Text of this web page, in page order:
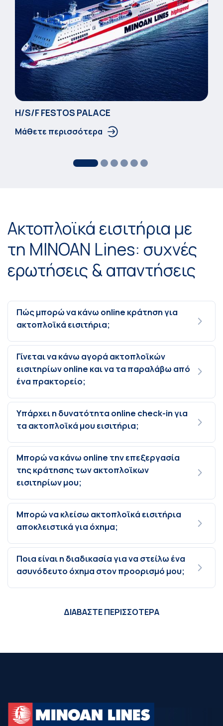
Η/S/F FESTOS PALACΕ
Μάθετε περισσότερα
Ακτοπλοϊκά εισιτήρια με
τη MINOAN Lines: συχνές
ερωτήσεις & απαντήσεις
Πώς μπορώ να κάνω online κράτηση για
ακτοπλοϊκά εισιτήρια;
Γίνεται να κάνω αγορά ακτοπλοϊκών
εισιτηρίων online και να τα παραλάβω από
ένα πρακτορείο;
Υπάρχει η δυνατότητα online check-in για
τα ακτοπλοϊκά μου εισιτήρια;
Μπορώ να κάνω online την επεξεργασία
της κράτησης των ακτοπλοϊκων
εισιτηρίων μου;
Μπορώ να κλείσω ακτοπλοϊκά εισιτήρια
αποκλειστικά για όχημα;
Ποια είναι η διαδικασία για να στείλω ένα
ασυνόδευτο όχημα στον προορισμό μου;
ΔΙΑΒΑΣΤΕ ΠΕΡΙΣΣΟΤΕΡΑ